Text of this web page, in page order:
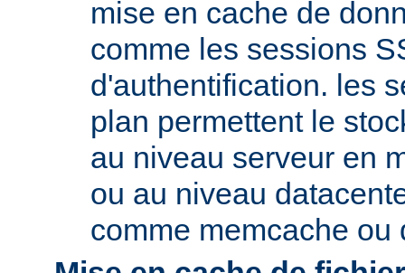
mise en cache de
comme les sessions
d'authentification. les
plan permettent le
au niveau serveur en
ou au niveau
comme memcache ou